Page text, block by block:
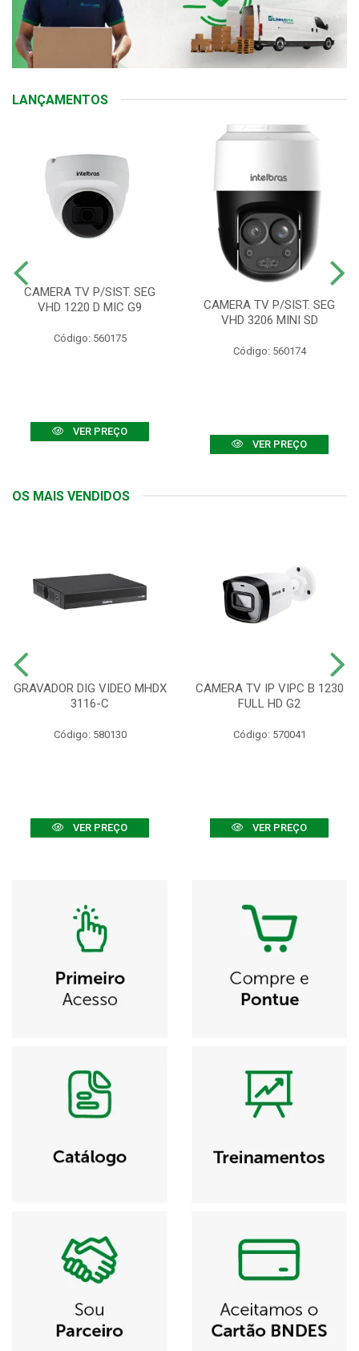
LANÇAMENTOS
CAMERA TV P/SIST. SEG
VHD 1220 D MIC G9
Código: 560175
VER PREÇO
CAMERA TV P/SIST. SEG
VHD 3206 MINI SD
Código: 560174
VER PREÇO
OS MAIS VENDIDOS
GRAVADOR DIG VIDEO MHDX
3116-C
Código: 580130
VER PREÇO
CAMERA TV IP VIPC B 1230
FULL HD G2
Código: 570041
VER PREÇO